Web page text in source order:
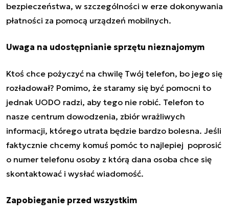
bezpieczeństwa, w szczególności w erze dokonywania
płatności za pomocą urządzeń mobilnych.
Uwaga na udostępnianie sprzętu nieznajomym
Ktoś chce pożyczyć na chwilę Twój telefon, bo jego się
rozładował? Pomimo, że staramy się być pomocni to
jednak UODO radzi, aby tego nie robić. Telefon to
nasze centrum dowodzenia, zbiór wrażliwych
informacji, którego utrata będzie bardzo bolesna. Jeśli
faktycznie chcemy komuś pomóc to najlepiej poprosić
o numer telefonu osoby z którą dana osoba chce się
skontaktować i wysłać wiadomość.
Zapobieganie przed wszystkim